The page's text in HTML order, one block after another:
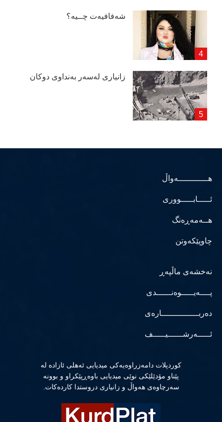
شەفافیەت چــیە؟
زانیاری لەسەر بەنداوی دوكان
هــــــــــــەواڵ
ئـــــابـــــووری
هــەمەڕەنگ
چاوپێکەوتن
نەخشەی ماڵپەڕ
پــــەیـــــوەنــــــدی
دەربـــــــــــــــارەی
ئـــــەرشــــــیـــــف
كوردپلات دامەزراوەیەكی میدیایی ئەهلی ئازادە لە
پێناو مۆدێلێكی نوێی میدیایی باوەڕپێكراو و بوونە
سەرچاوەی هەواڵ و زانیاری دروستدا كاردەكات.